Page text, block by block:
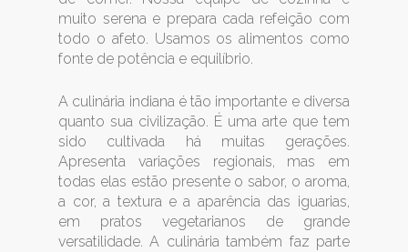
muito serena e prepara cada refeição com
todo o afeto. Usamos os alimentos como
fonte de potência e equilíbrio.
A culinária indiana é tão importante e diversa
quanto sua civilização. É uma arte que tem
sido cultivada há muitas gerações.
Apresenta variações regionais, mas em
todas elas estão presente o sabor, o aroma,
a cor, a textura e a aparência das iguarias,
em pratos vegetarianos de grande
versatilidade. A culinária também faz parte